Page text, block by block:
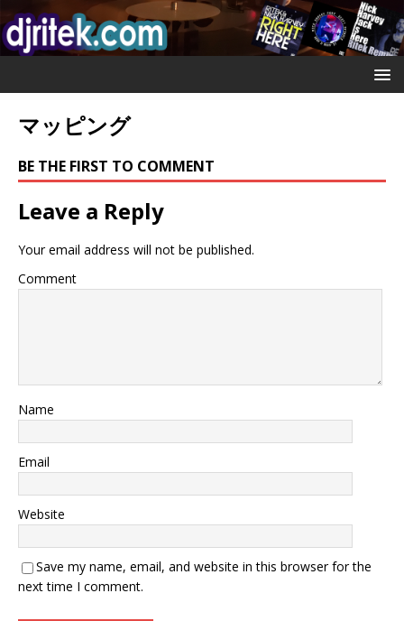
マッピング
BE THE FIRST TO COMMENT
Leave a Reply
Your email address will not be published.
Comment
Name
Email
Website
Save my name, email, and website in this browser for the
next time I comment.